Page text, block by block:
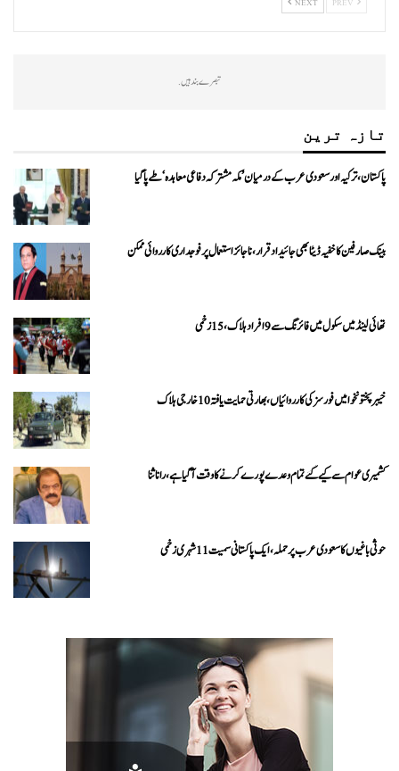
تبصرے بند ہیں.
تازہ ترین
پاکستان، ترکیہ اور سعودی عرب کے درمیان ’مکہ مشترکہ دفاعی معاہدہ‘ طے پا گیا
بینک صارفین کا خفیہ ڈیٹا بھی جائیداد قرار، ناجائز استعمال پر فوجداری کارروائی ممکن
تھائی لینڈ میں سکول میں فائرنگ سے 9 افراد ہلاک، 15 زخمی
خیبرپختونخوا میں فورسز کی کارروائیاں، بھارتی حمایت یافتہ 10 خارجی ہلاک
کشمیری عوام سے کیے گئے تمام وعدے پورے کرنے کا وقت آ گیا ہے، رانا ثنا
حوثی باغیوں کا سعودی عرب پر حملہ، ایک پاکستانی سمیت 11 شہری زخمی